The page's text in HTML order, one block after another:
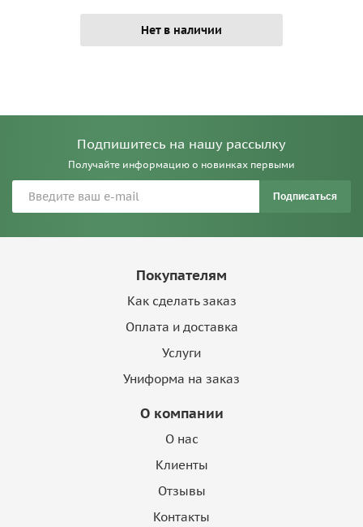
Нет в наличии
Подпишитесь на нашу рассылку
Получайте информацию о новинках первыми
Подписаться
Покупателям
Как сделать заказ
Оплата и доставка
Услуги
Униформа на заказ
О компании
О нас
Клиенты
Отзывы
Контакты